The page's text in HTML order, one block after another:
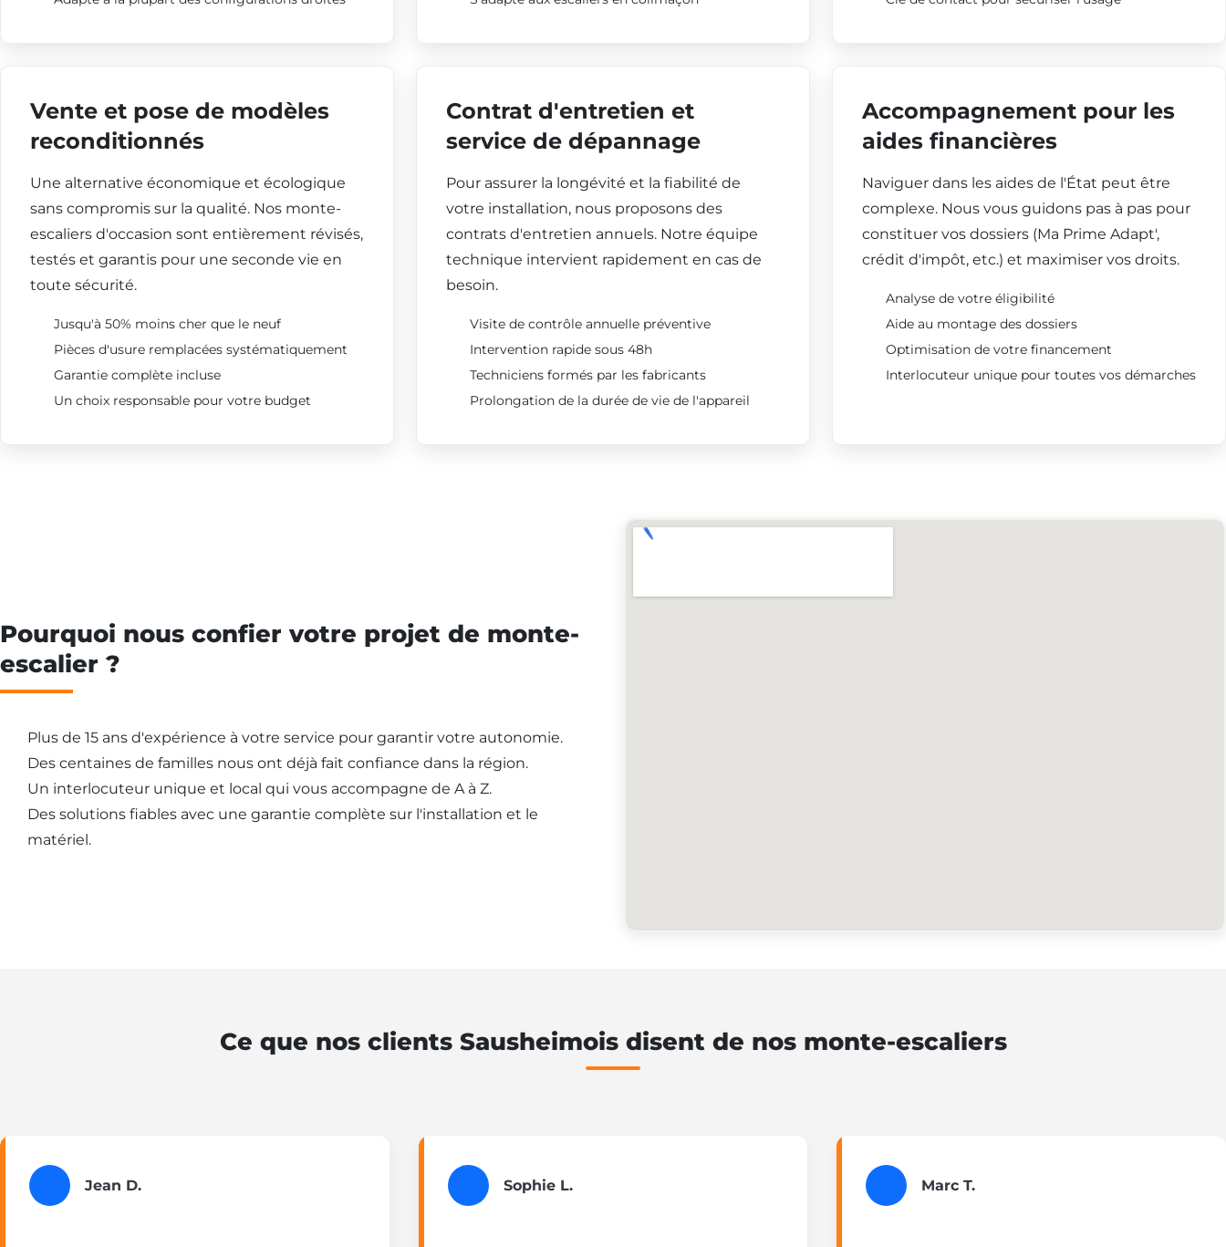
Vente et pose de modèles
reconditionnés
Une alternative économique et écologique
sans compromis sur la qualité. Nos monte-
escaliers d'occasion sont entièrement révisés,
testés et garantis pour une seconde vie en
toute sécurité.
Jusqu'à 50% moins cher que le neuf
Pièces d'usure remplacées systématiquement
Garantie complète incluse
Un choix responsable pour votre budget
Contrat d'entretien et
service de dépannage
Pour assurer la longévité et la fiabilité de
votre installation, nous proposons des
contrats d'entretien annuels. Notre équipe
technique intervient rapidement en cas de
besoin.
Visite de contrôle annuelle préventive
Intervention rapide sous 48h
Techniciens formés par les fabricants
Prolongation de la durée de vie de l'appareil
Accompagnement pour les
aides financières
Naviguer dans les aides de l'État peut être
complexe. Nous vous guidons pas à pas pour
constituer vos dossiers (Ma Prime Adapt',
crédit d'impôt, etc.) et maximiser vos droits.
Analyse de votre éligibilité
Aide au montage des dossiers
Optimisation de votre financement
Interlocuteur unique pour toutes vos démarches
Pourquoi nous confier votre projet de monte-
escalier ?
Plus de 15 ans d'expérience à votre service pour garantir votre autonomie.
Des centaines de familles nous ont déjà fait confiance dans la région.
Un interlocuteur unique et local qui vous accompagne de A à Z.
Des solutions fiables avec une garantie complète sur l'installation et le
matériel.
Ce que nos clients Sausheimois disent de nos monte-escaliers
Jean D. Sophie L. Marc T.